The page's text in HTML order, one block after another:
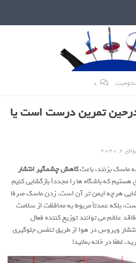
0
تمرین درست است یا
2, 2020
ماسک بزنند، باعثکاهش چشمگیر انتشار
که باشگاه ها را مجدداً بازگشایی کنیم
هرچه ایمن تر آن است. زدن ماسک صرفا
بلکه عمدتاً مربوط به محافظت از سلامت
علائم می توانند توزیع کننده فعال
ویروس در هوا از طریق تنفس جلوگیری
لطفا در خانه بمانید!